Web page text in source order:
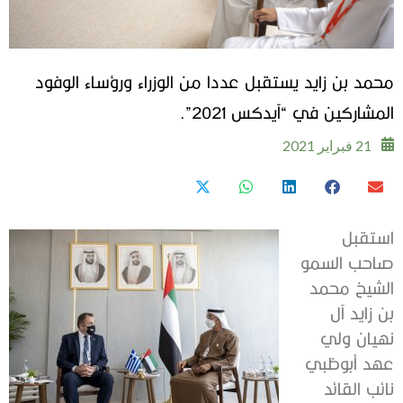
محمد بن زايد يستقبل عددا من الوزراء ورؤساء الوفود
المشاركين في “آيدكس 2021”.
21 فبراير 2021
استقبل
صاحب السمو
الشيخ محمد
بن زايد آل
نهيان ولي
عهد أبوظبي
نائب القائد